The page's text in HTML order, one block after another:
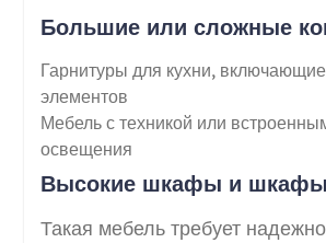
Большие или сложные
Гарнитуры для кухни,
элементов
Мебель с техникой или
освещения
Высокие шкафы и
Такая мебель требует